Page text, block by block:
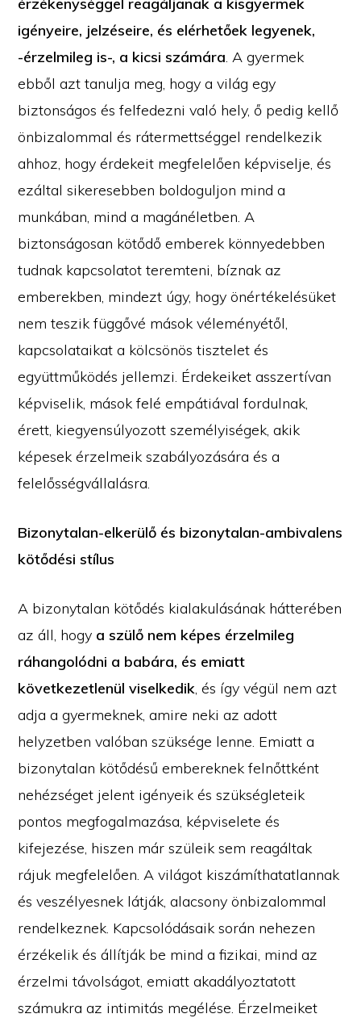
igényeire, jelzéseire, és elérhetőek legyenek,
-érzelmileg is-, a kicsi számára. A gyermek
ebből azt tanulja meg, hogy a világ egy
biztonságos és felfedezni való hely, ő pedig kellő
önbizalommal és rátermettséggel rendelkezik
ahhoz, hogy érdekeit megfelelően képviselje, és
ezáltal sikeresebben boldoguljon mind a
munkában, mind a magánéletben. A
biztonságosan kötődő emberek könnyedebben
tudnak kapcsolatot teremteni, bíznak az
emberekben, mindezt úgy, hogy önértékelésüket
nem teszik függővé mások véleményétől,
kapcsolataikat a kölcsönös tisztelet és
együttműködés jellemzi. Érdekeiket asszertívan
képviselik, mások felé empátiával fordulnak,
érett, kiegyensúlyozott személyiségek, akik
képesek érzelmeik szabályozására és a
felelősségvállalásra.
Bizonytalan-elkerülő és bizonytalan-ambivalens
kötődési stílus
A bizonytalan kötődés kialakulásának hátterében
az áll, hogy a szülő nem képes érzelmileg
ráhangolódni a babára, és emiatt
következetlenül viselkedik, és így végül nem azt
adja a gyermeknek, amire neki az adott
helyzetben valóban szüksége lenne. Emiatt a
bizonytalan kötődésű embereknek felnőttként
nehézséget jelent igényeik és szükségleteik
pontos megfogalmazása, képviselete és
kifejezése, hiszen már szüleik sem reagáltak
rájuk megfelelően. A világot kiszámíthatatlannak
és veszélyesnek látják, alacsony önbizalommal
rendelkeznek. Kapcsolódásaik során nehezen
érzékelik és állítják be mind a fizikai, mind az
érzelmi távolságot, emiatt akadályoztatott
számukra az intimitás megélése. Érzelmeiket